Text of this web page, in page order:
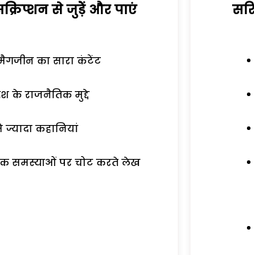
से जुड़ेें और पाएं
का सारा कंटेंट
के राजनैतिक मुद्दे
ज्यादा कहानियां
समस्याओं पर चोट करते लेख